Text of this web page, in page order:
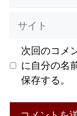
次回のコメ
に自分の名
保存する。